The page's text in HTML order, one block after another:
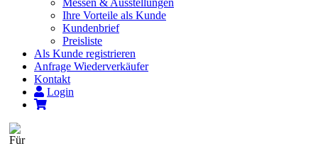
Messen & Ausstellungen
Ihre Vorteile als Kunde
Kundenbrief
Preisliste
Als Kunde registrieren
Anfrage Wiederverkäufer
Kontakt
Login